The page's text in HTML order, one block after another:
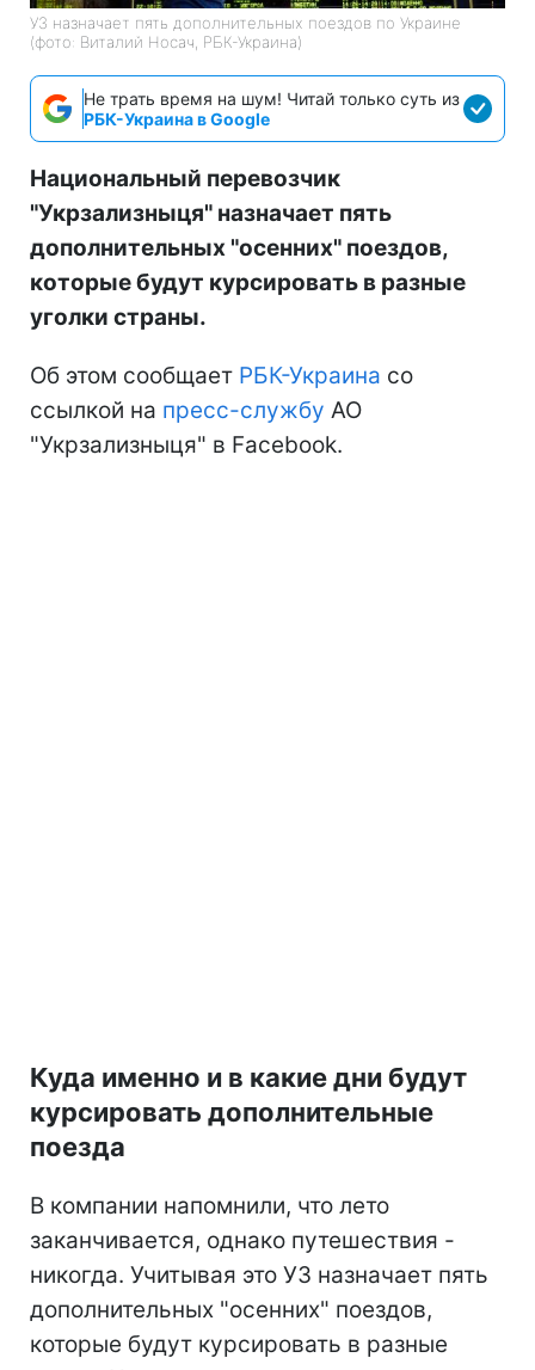
УЗ назначает пять дополнительных поездов по Украине
(фото: Виталий Носач, РБК-Украина)
Не трать время на шум! Читай только суть из
РБК-Украина в Google
Национальный перевозчик
"Укрзализныця" назначает пять
дополнительных "осенних" поездов,
которые будут курсировать в разные
уголки страны.
Об этом сообщает РБК-Украина со
ссылкой на пресс-службу АО
"Укрзализныця" в Facebook.
Куда именно и в какие дни будут
курсировать дополнительные
поезда
В компании напомнили, что лето
заканчивается, однако путешествия -
никогда. Учитывая это УЗ назначает пять
дополнительных "осенних" поездов,
которые будут курсировать в разные